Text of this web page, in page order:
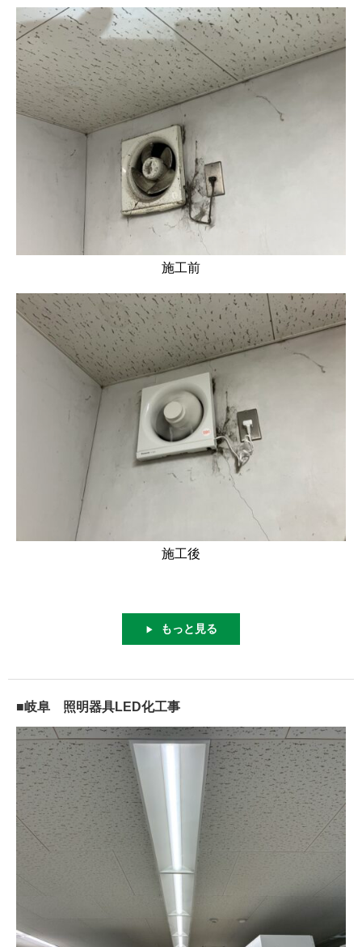
施工前
施工後
▶ もっと見る
■岐阜 照明器具LED化工事